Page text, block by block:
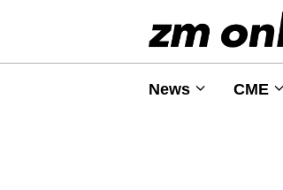
News CME